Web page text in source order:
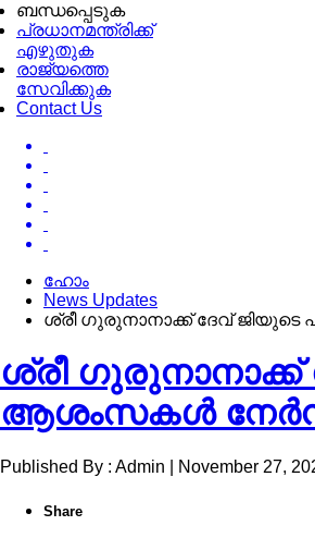
ബന്ധപ്പെടുക
പ്രധാനമന്ത്രിക്ക്
എഴുതുക
രാജ്യത്തെ
സേവിക്കുക
Contact Us
ഹോം
News Updates
ശ്രീ ഗുരുനാനാക്ക് ദേവ്
ശ്രീ ഗുരുനാനാക്ക്
ആശംസകള്‍
Published By : Admin | November 27,
Share